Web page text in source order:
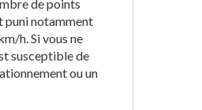
de points
puni notamment
h. Si vous ne
susceptible de
ou un